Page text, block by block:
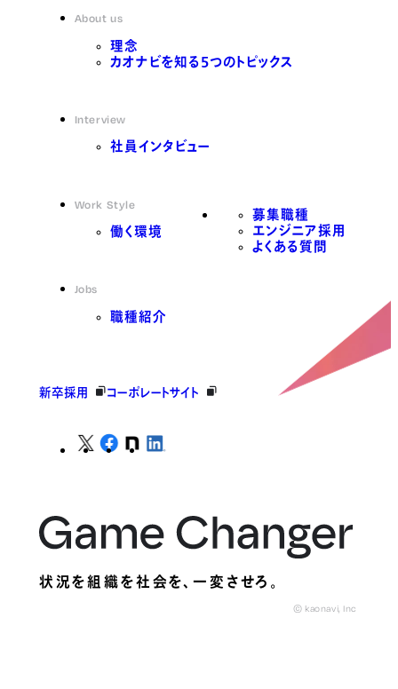
About us
理念
カオナビを知る5つのトピックス
Interview
社員インタビュー
Work Style
働く環境
Jobs
職種紹介
募集職種
エンジニア採用
よくある質問
新卒採用 コーポレートサイト
状況を組織を社会を、一変させろ。
© kaonavi, Inc